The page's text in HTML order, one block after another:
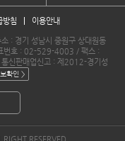
방침 이용안내
: 경기 성남시 중원구 상대원동
번호 : 02-529-4003 / 팩스 :
판매업신고 : 제2012-경기성